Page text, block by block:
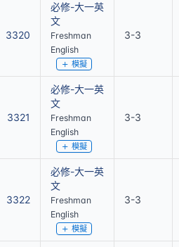
3320
必修-大一英
文
Freshman
English
模擬
3-3
3321
必修-大一英
文
Freshman
English
模擬
3-3
3322
必修-大一英
文
Freshman
English
模擬
3-3